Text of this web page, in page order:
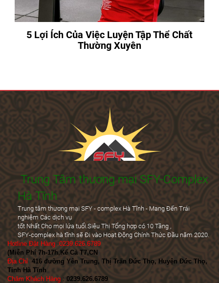
5 Lợi Ích Của Việc Luyện Tập Thể Chất
Thường Xuyên
Trung Tâm thương mại SFY-Complex
Hà Tĩnh
Trung tâm thương mại SFY - complex Hà Tĩnh - Mang Đến Trái
nghiệm Các dịch vụ
tốt Nhất Cho mọi lứa tuổi.Siêu Thị Tổng hợp có 10 Tầng ,
SFY-complex hà tĩnh sẽ Đi vào Hoạt Động Chính Thức Đầu năm 2020.
Hotline Đặt Hàng :0239.626.6789
(Miễn Phí 7h-17h,Kể Cả T7,CN
Địa Chỉ 416 đường Yên Trung, Thị Trấn Đức Thọ, Huyện Đức Thọ,
Tỉnh Hà Tĩnh
Chăm Khách Hàng : 0239.626.6789